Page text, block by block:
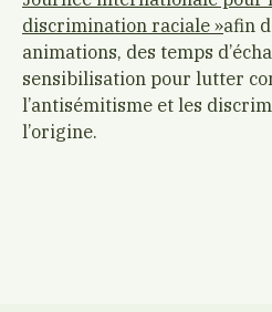
discrimination raciale »afin
animations, des temps
sensibilisation pour lutter
l’antisémitisme et les
l’origine.